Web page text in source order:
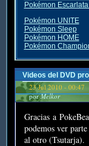
Pokémon
Pokémon UNITE
Pokémon Sleep
Pokémon HOME
Pokémon
Videos del DVD
23 Jul 2010 - 00:47
porMelkor
Gracias a
podemos ver
al otro (Tsutarja).